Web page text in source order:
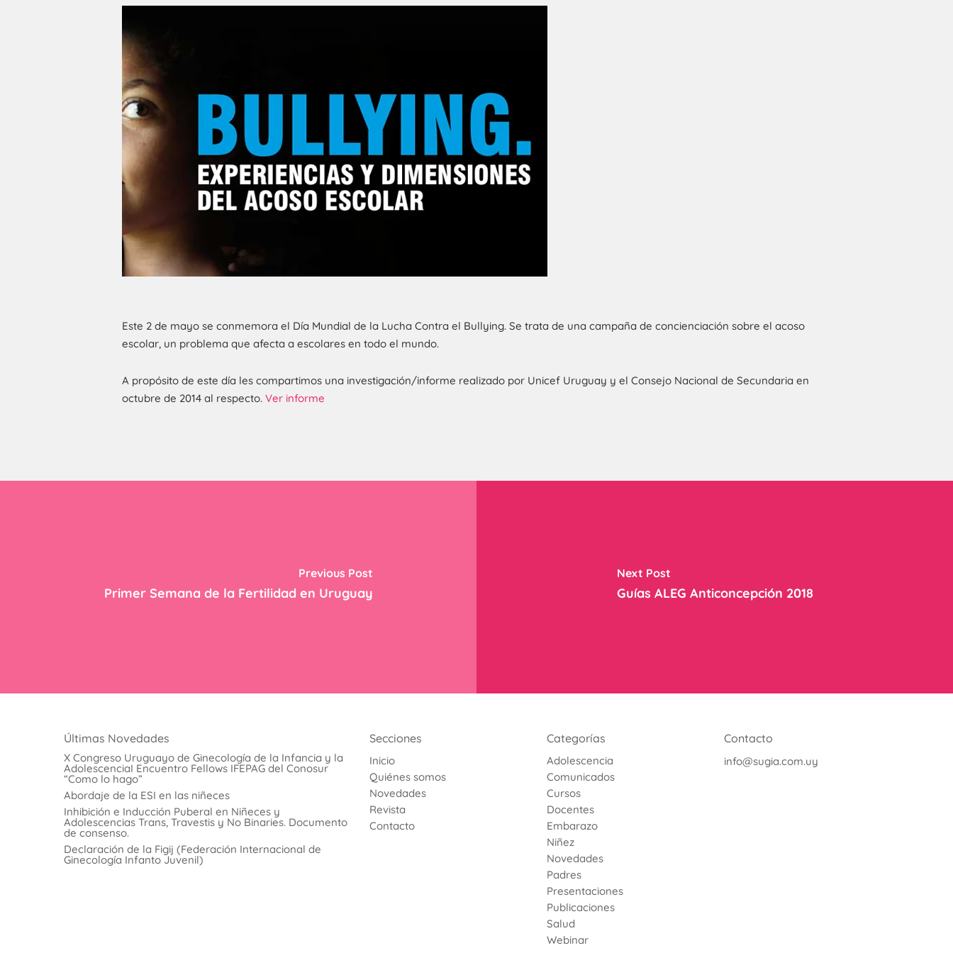
Este 2 de mayo se conmemora el Día Mundial de la Lucha Contra el Bullying. Se trata de una campaña de concienciación sobre el acoso
escolar, un problema que afecta a escolares en todo el mundo.​​​
A propósito de este día les compartimos una investigación/informe realizado por Unicef Uruguay y el Consejo Nacional de Secundaria en
octubre de 2014 al respecto. Ver informe
Previous Post
Primer Semana de la Fertilidad en Uruguay
Next Post
Guías ALEG Anticoncepción 2018
Últimas Novedades
X Congreso Uruguayo de Ginecología de la Infancia y la
AdolescenciaI Encuentro Fellows IFEPAG del Conosur
“Como lo hago”
Abordaje de la ESI en las niñeces
Inhibición e Inducción Puberal en Niñeces y
Adolescencias Trans, Travestis y No Binaries. Documento
de consenso.
Declaración de la Figij (Federación Internacional de
Ginecología Infanto Juvenil)
Secciones
Inicio
Quiénes somos
Novedades
Revista
Contacto
Categorías
Adolescencia
Comunicados
Cursos
Docentes
Embarazo
Niñez
Novedades
Padres
Presentaciones
Publicaciones
Salud
Webinar
Contacto
info@sugia.com.uy